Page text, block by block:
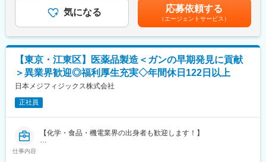
また、1チームには2-3名のラインリーダー（当該ポジション）が
着任し業務にあたっています。
※一部のチームは夜勤が発生する場合がございます
【夜勤について】
6週間で2週間夜勤対応いただきます（4週日勤・2週夜勤）
・日勤：09:00-17:30
・夜勤：21:00-05:30
※業務に慣れてからになりますので、入社直後はございません。
変更の範囲：会社の定める業務
お客様への公約がタイムリーに品質とコストが最適化した方法で
満たされているのを確認し、生産性のモニターと改善を行う
・製造プロセスロードマップをサポートするために既存の製造プ
ロセスと最新の製造・製造技術をよく理解して提案する
・Advanced Manufacturing Engineering（高度製造工学）のイニ
シアティブで広いビジネスインパクトをサイトを横断して与える
ように実施とサポートを行い、グローバルのサプライチェーン全
体でベストプラクティスを共有する
・クロスファンクショナル、グローバルのチームの中でプロジェ
クトを製造の代表として参画し、製造内ではリーダーとしてアク
ティビティを進める
固定手当を含めた表記です。
気になる 応募依頼する
（エージェントサービス）
【東京・江東区】医薬品製造＜ガンの早期発見に貢献
＞異業界歓迎◎福利厚生充実◇年間休日122日以上
日本メジフィジックス株式会社
正社員
仕事内容
【化学・食品・機電業界の出身者も歓迎します！】